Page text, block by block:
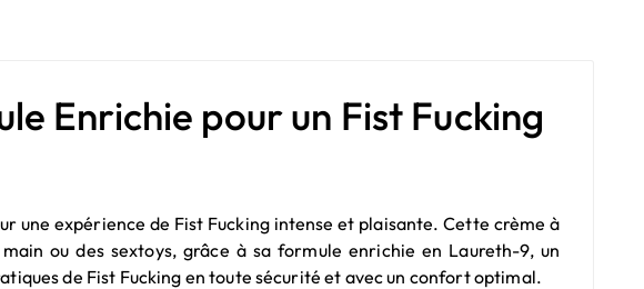
Enrichie pour un Fist Fucking
une expérience de Fist Fucking intense et plaisante. Cette crème à
ou des sextoys, grâce à sa formule enrichie en Laureth-9, un
de Fist Fucking en toute sécurité et avec un confort optimal.